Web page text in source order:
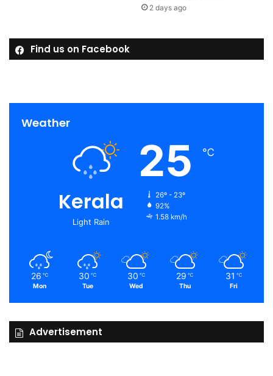
2 days ago
Find us on Facebook
Weather
Kerala
Light Rain
25 ℃
26º - 23º
92%
1.58 km/h
26 ℃
Mon
30 ℃
Tue
30 ℃
Wed
29 ℃
Thu
31 ℃
Fri
Advertisement